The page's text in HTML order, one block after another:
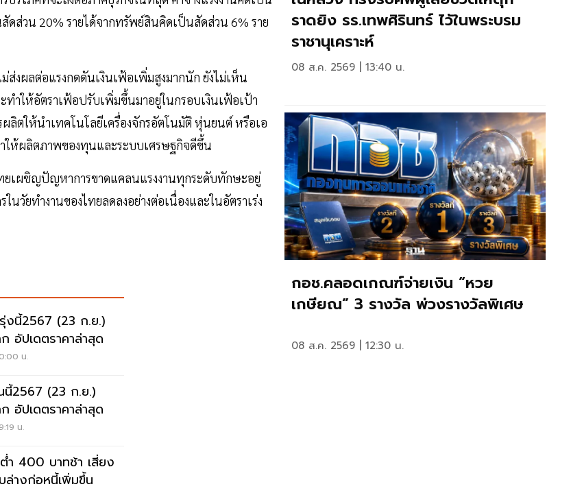
ดส่วน 20% รายได้จากทรัพย์สินคิดเป็นสัดส่วน 6% ราย
งผลต่อแรงกดดันเงินเฟ้อเพิ่มสูงมากนัก ยังไม่เห็น
ำให้อัตราเฟ้อปรับเพิ่มขึ้นมาอยู่ในกรอบเงินเฟ้อเป้า
ลิตให้นำเทคโนโลยีเครื่องจักรอัตโนมัติ หุ่นยนต์ หรือเอ
ให้ผลิตภาพของทุนและระบบเศรษฐกิจดีขึ้น
ทยเผชิญปัญหาการขาดแคลนแรงงานทุกระดับทักษะอยู่
วัยทำงานของไทยลดลงอย่างต่อเนื่องและในอัตราเร่ง
งนี้2567 (23 ก.ย.)
อัปเดตราคาล่าสุด
น.
นี้2567 (23 ก.ย.)
อัปเดตราคาล่าสุด
น.
ำ 400 บาทช้า เสี่ยง
ล่างก่อหนี้เพิ่มขึ้น
ราดยิง รร.เทพศิรินทร์ ไว้ในพระบรม
ราชานุเคราะห์
08 ส.ค. 2569 | 13:40 น.
กอช.คลอดเกณฑ์จ่ายเงิน “หวย
เกษียณ” 3 รางวัล พ่วงรางวัลพิเศษ
08 ส.ค. 2569 | 12:30 น.